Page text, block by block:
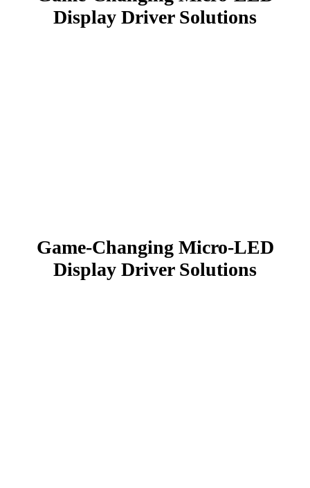
Display Driver Solutions
Game-Changing Micro-LED
Display Driver Solutions